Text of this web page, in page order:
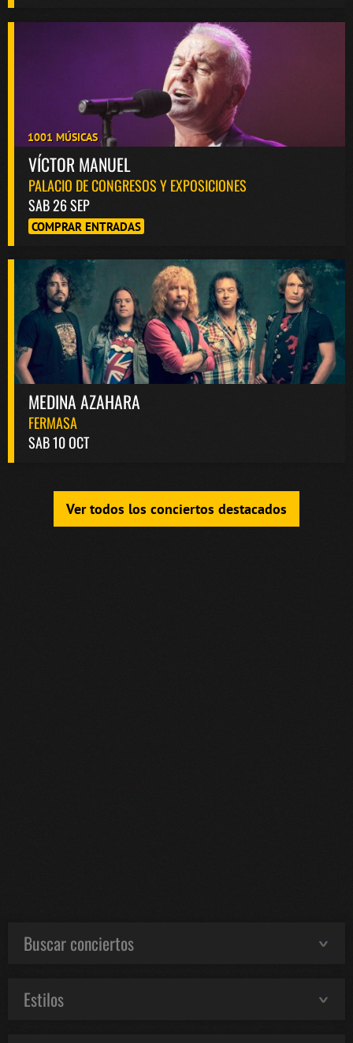
1001 MÚSICAS
VÍCTOR MANUEL
PALACIO DE CONGRESOS Y EXPOSICIONES
SAB 26 SEP
COMPRAR ENTRADAS
MEDINA AZAHARA
FERMASA
SAB 10 OCT
Ver todos los conciertos destacados
Buscar conciertos
Estilos